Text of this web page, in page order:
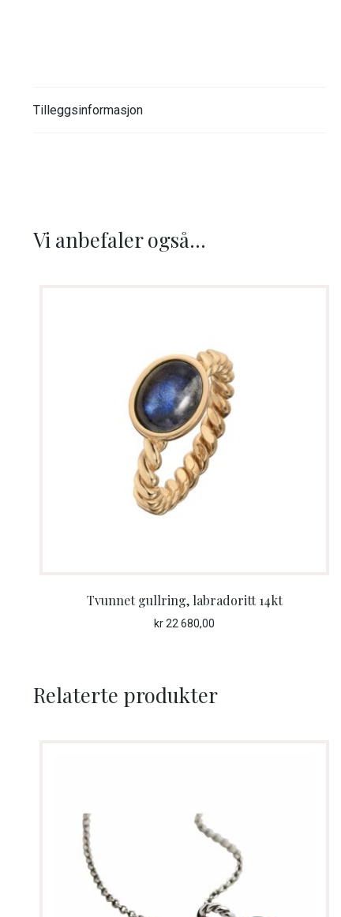
Tilleggsinformasjon
Vi anbefaler også...
Tvunnet gullring, labradoritt 14kt
kr22 680,00
Relaterte produkter